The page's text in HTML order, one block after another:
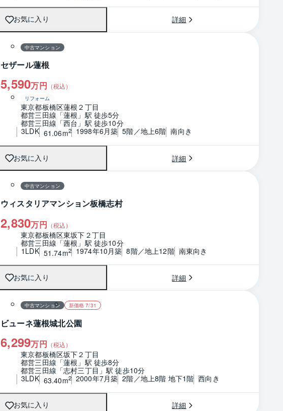
お気に入り 詳細
中古マンション
セザール蓮根
5,590万円 （税込）
リフォーム
東京都板橋区蓮根２丁目
都営三田線「蓮根」駅 徒歩5分
都営三田線「西台」駅 徒歩10分
3LDK 61.06m2 1998年6月築 5階／地上6階 南向き
お気に入り 詳細
中古マンション
ウィスタリアマンション板橋志村
2,830万円 （税込）
東京都板橋区東坂下２丁目
都営三田線「蓮根」駅 徒歩10分
1LDK 51.74m2 1974年10月築 8階／地上12階 南東向き
お気に入り 詳細
中古マンション 新価格 7/31
ビューネ蓮根城北公園
6,299万円 （税込）
東京都板橋区坂下２丁目
都営三田線「蓮根」駅 徒歩8分
都営三田線「志村三丁目」駅 徒歩10分
3LDK 63.40m2 2000年7月築 2階／地上8階 地下1階 西向き
お気に入り 詳細